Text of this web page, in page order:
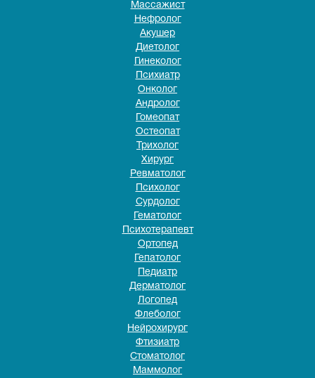
Массажист
Нефролог
Акушер
Диетолог
Гинеколог
Психиатр
Онколог
Андролог
Гомеопат
Остеопат
Трихолог
Хирург
Ревматолог
Психолог
Сурдолог
Гематолог
Психотерапевт
Ортопед
Гепатолог
Педиатр
Дерматолог
Логопед
Флеболог
Нейрохирург
Фтизиатр
Стоматолог
Маммолог